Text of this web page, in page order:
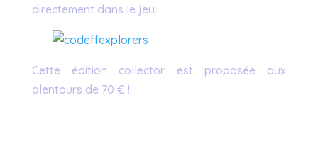
directement dans le jeu.
Cette édition collector est proposée aux
alentours de 70 € !